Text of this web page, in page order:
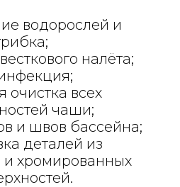
водорослей и
налёта;
очистка всех
чаши;
и швов бассейна;
деталей из
хромированных